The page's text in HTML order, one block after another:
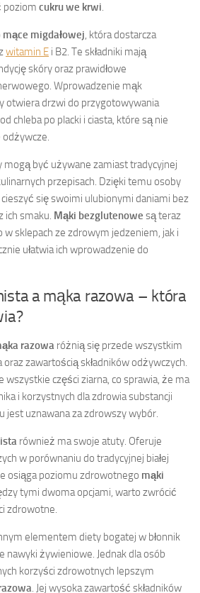
poziom cukru we krwi.
mące migdałowej, która dostarcza
witamin E i B2. Te składniki mają
skóry oraz prawidłowe
Wprowadzenie mąk
otwiera drzwi do przygotowywania
chleba po placki i ciasta, które są nie
odżywcze.
mogą być używane zamiast tradycyjnej
przepisach. Dzięki temu osoby
się swoimi ulubionymi daniami bez
ich smaku. Mąki bezglutenowe są teraz
w sklepach ze zdrowym jedzeniem, jak i
ułatwia ich wprowadzenie do
a mąka razowa – która
razowa różnią się przede wszystkim
zawartością składników odżywczych.
wszystkie części ziarna, co sprawia, że ma
i korzystnych dla zdrowia substancji
jest uznawana za zdrowszy wybór.
również ma swoje atuty. Oferuje
w porównaniu do tradycyjnej białej
osiąga poziomu zdrowotnego mąki
tymi dwoma opcjami, warto zwrócić
zdrowotne.
elementem diety bogatej w błonnik
nawyki żywieniowe. Jednak dla osób
korzyści zdrowotnych lepszym
. Jej wysoka zawartość składników